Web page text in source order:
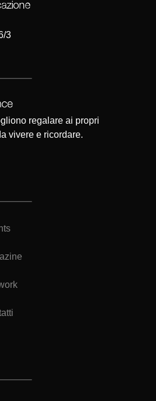
3
regalare ai propri
vivere e ricordare.